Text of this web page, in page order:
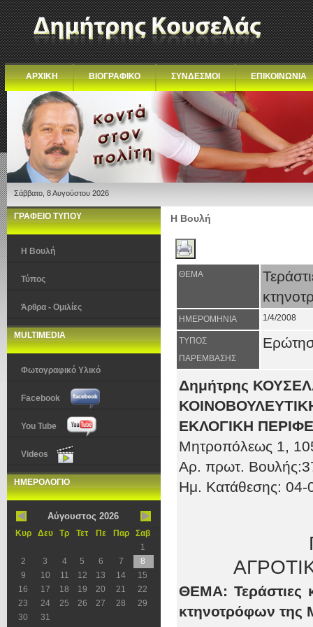
ΑΡΧΙΚΗ ΒΙΟΓΡΑΦΙΚΟ ΣΥΝΔΕΣΜΟΙ ΕΠΙΚΟΙΝΩΝΙΑ
Σάββατο, 8 Αυγούστου 2026
ΓΡΑΦΕΙΟ ΤΥΠΟΥ
Η Βουλή
Τύπος
Άρθρα - Ομιλίες
MULTIMEDIA
Φωτογραφικό Υλικό
Facebook
You Tube
Videos
ΗΜΕΡΟΛΟΓΙΟ
Αύγουστος 2026
Κυρ Δευ Τρ Τετ Πε Παρ
Σαβ
1
2
3 4 5 6 7
8
9
10 11 12 13 14
15
16
17 18 19 20 21
22
23
24 25 26 27 28
29
30
31
Η Βουλή
ΘΕΜΑ
ΗΜΕΡΟΜΗΝΙΑ 1/4/2008
ΤΥΠΟΣ
ΠΑΡΕΜΒΑΣΗΣ
Δημήτρης
ΕΚΛΟΓΙΚΗ
Μητροπόλεως 1,
Αρ. πρωτ.
Ημ. Κατάθεσης: 04-
ΘΕΜΑ:
κτηνοτρόφων της